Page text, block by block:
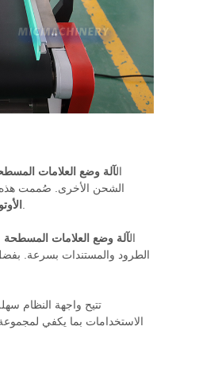
الآلة وضع العلامات
الشحن الأخرى. صُممت هذه
الآلة وضع العلامات المسطحة
الطرود والمستندات بسرعة.
تتيح واجهة النظام
الاستخدامات بما يكفي